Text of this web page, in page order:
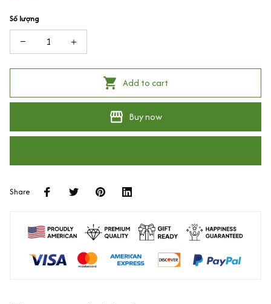
Số lượng
Add to cart
Buy now
Share